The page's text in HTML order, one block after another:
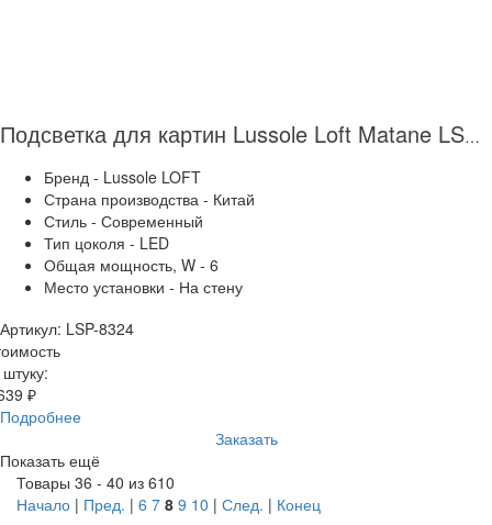
Подсветка для картин Lussole Loft Matane LSP-8324
Бренд - Lussole LOFT
Страна производства - Китай
Стиль - Современный
Тип цоколя - LED
Общая мощность, W - 6
Место установки - На стену
Артикул: LSP-8324
₽
Подробнее
Заказать
Показать ещё
Товары 36 - 40 из 610
Начало | Пред. | 6 7 8 9 10 | След. | Конец